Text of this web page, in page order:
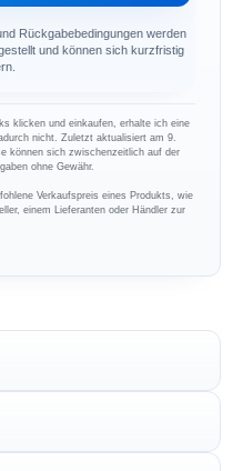
Rückgabebedingungen werden
und können sich kurzfristig
klicken und einkaufen, erhalte ich eine
nicht. Zuletzt aktualisiert am 9.
können sich zwischenzeitlich auf der
ohne Gewähr.
Verkaufspreis eines Produkts, wie
einem Lieferanten oder Händler zur